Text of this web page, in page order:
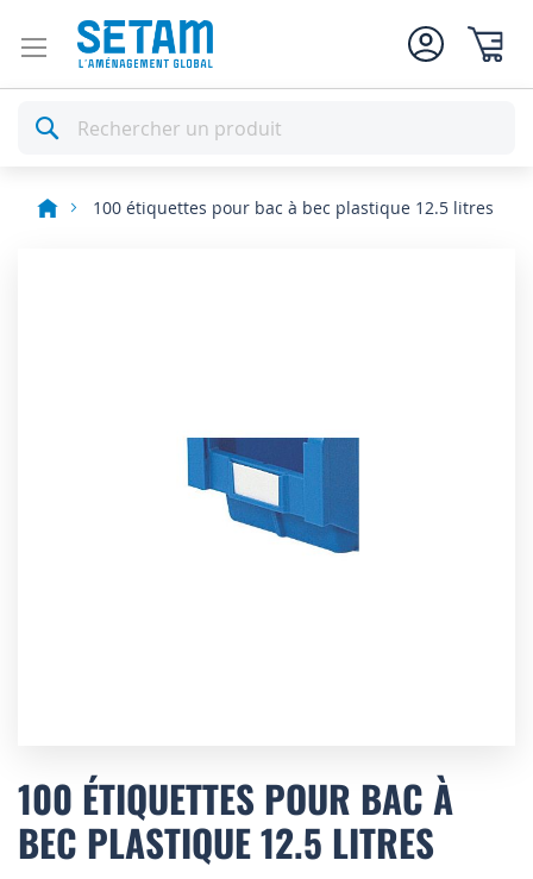
Rechercher
100 étiquettes pour bac à bec plastique 12.5 litres
to
the
beginning
of
100 ÉTIQUETTES POUR BAC À
BEC PLASTIQUE 12.5 LITRES